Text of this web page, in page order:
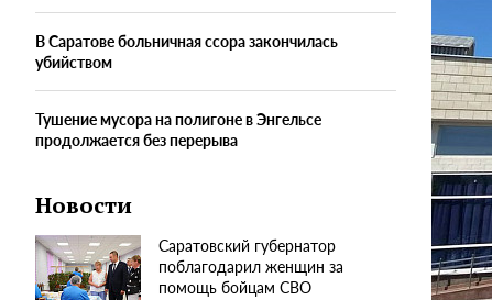
В Саратове больничная ссора закончилась
убийством
Тушение мусора на полигоне в Энгельсе
продолжается без перерыва
Новости
Саратовский губернатор
поблагодарил женщин за
помощь бойцам СВО